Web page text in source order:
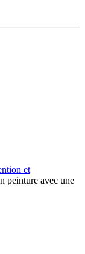
et
peinture avec une